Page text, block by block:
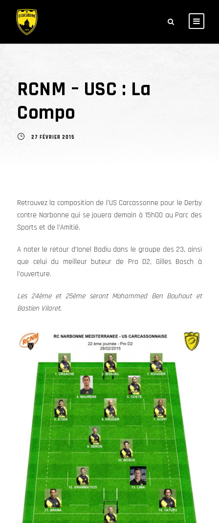
RCNM – USC : La
Compo
27 FÉVRIER 2015
Retrouvez la composition de l’US Carcassonne pour le Derby
contre Narbonne qui se jouera demain à 15h00 au Parc des
Sports et de l’Amitié.
A noter le retour d’Ionel Badiu dans le groupe des 23, ainsi
que celui du meilleur buteur de Pro D2, Gilles Bosch à
l’ouverture.
Les 24ème et 25ème seront Mohammed Ben Bouhout et
Bastien Vilaret.